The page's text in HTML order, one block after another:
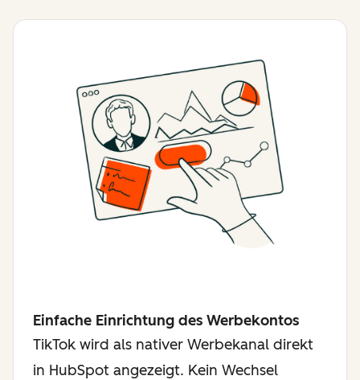
Einfache Einrichtung des Werbekontos
TikTok wird als nativer Werbekanal direkt
in HubSpot angezeigt. Kein Wechsel